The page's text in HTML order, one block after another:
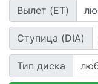
Вылет (ET)
Ступица (DIA)
Тип диска